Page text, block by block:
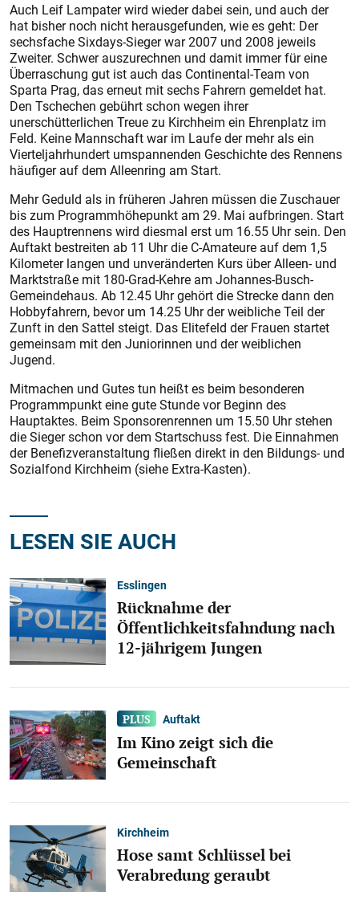
Auch Leif Lampater wird wieder dabei sein, und auch der
hat bisher noch nicht herausgefunden, wie es geht: Der
sechsfache Sixdays-Sieger war 2007 und 2008 jeweils
Zweiter. Schwer auszurechnen und damit immer für eine
Überraschung gut ist auch das Continental-Team von
Sparta Prag, das erneut mit sechs Fahrern gemeldet hat.
Den Tschechen gebührt schon wegen ihrer
unerschütterlichen Treue zu Kirchheim ein Ehrenplatz im
Feld. Keine Mannschaft war im Laufe der mehr als ein
Vierteljahrhundert umspannenden Geschichte des Rennens
häufiger auf dem Alleenring am Start.
Mehr Geduld als in früheren Jahren müssen die Zuschauer
bis zum Programmhöhepunkt am 29. Mai aufbringen. Start
des Hauptrennens wird diesmal erst um 16.55 Uhr sein. Den
Auftakt bestreiten ab 11 Uhr die C-Amateure auf dem 1,5
Kilometer langen und unveränderten Kurs über Alleen- und
Marktstraße mit 180-Grad-Kehre am Johannes-Busch-
Gemeindehaus. Ab 12.45 Uhr gehört die Strecke dann den
Hobbyfahrern, bevor um 14.25 Uhr der weibliche Teil der
Zunft in den Sattel steigt. Das Elitefeld der Frauen startet
gemeinsam mit den Juniorinnen und der weiblichen
Jugend.
Mitmachen und Gutes tun heißt es beim besonderen
Programmpunkt eine gute Stunde vor Beginn des
Hauptaktes. Beim Sponsorenrennen um 15.50 Uhr stehen
die Sieger schon vor dem Startschuss fest. Die Einnahmen
der Benefizveranstaltung fließen direkt in den Bildungs- und
Sozialfond Kirchheim (siehe Extra-Kasten).
LESEN SIE AUCH
Esslingen
Rücknahme der
Öffentlichkeitsfahndung nach
12-jährigem Jungen
Auftakt
Im Kino zeigt sich die
Gemeinschaft
Kirchheim
Hose samt Schlüssel bei
Verabredung geraubt